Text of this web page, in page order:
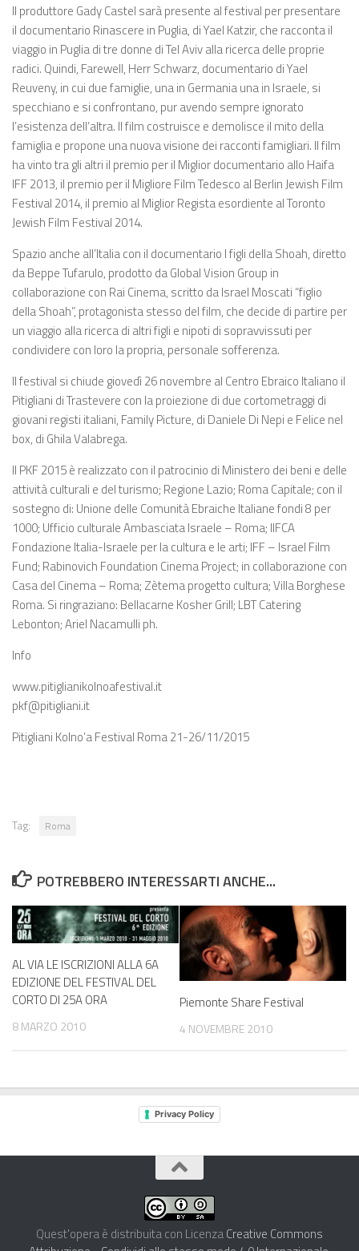
Il produttore Gady Castel sarà presente al festival per presentare
il documentario Rinascere in Puglia, di Yael Katzir, che racconta il
viaggio in Puglia di tre donne di Tel Aviv alla ricerca delle proprie
radici. Quindi, Farewell, Herr Schwarz, documentario di Yael
Reuveny, in cui due famiglie, una in Germania una in Israele, si
specchiano e si confrontano, pur avendo sempre ignorato
l’esistenza dell’altra. Il film costruisce e demolisce il mito della
famiglia e propone una nuova visione dei racconti famigliari. Il film
ha vinto tra gli altri il premio per il Miglior documentario allo Haifa
IFF 2013, il premio per il Migliore Film Tedesco al Berlin Jewish Film
Festival 2014, il premio al Miglior Regista esordiente al Toronto
Jewish Film Festival 2014.
Spazio anche all’Italia con il documentario I figli della Shoah, diretto
da Beppe Tufarulo, prodotto da Global Vision Group in
collaborazione con Rai Cinema, scritto da Israel Moscati “figlio
della Shoah”, protagonista stesso del film, che decide di partire per
un viaggio alla ricerca di altri figli e nipoti di sopravvissuti per
condividere con loro la propria, personale sofferenza.
Il festival si chiude giovedì 26 novembre al Centro Ebraico Italiano il
Pitigliani di Trastevere con la proiezione di due cortometraggi di
giovani registi italiani, Family Picture, di Daniele Di Nepi e Felice nel
box, di Ghila Valabrega.
Il PKF 2015 è realizzato con il patrocinio di Ministero dei beni e delle
attività culturali e del turismo; Regione Lazio; Roma Capitale; con il
sostegno di: Unione delle Comunità Ebraiche Italiane fondi 8 per
1000; Ufficio culturale Ambasciata Israele – Roma; IIFCA
Fondazione Italia-Israele per la cultura e le arti; IFF – Israel Film
Fund; Rabinovich Foundation Cinema Project; in collaborazione con
Casa del Cinema – Roma; Zètema progetto cultura; Villa Borghese
Roma. Si ringraziano: Bellacarne Kosher Grill; LBT Catering
Lebonton; Ariel Nacamulli ph.
Info
www.pitiglianikolnoafestival.it
pkf@pitigliani.it
Pitigliani Kolno’a Festival Roma 21-26/11/2015
Tag: Roma
POTREBBERO INTERESSARTI ANCHE...
AL VIA LE ISCRIZIONI ALLA 6A
EDIZIONE DEL FESTIVAL DEL
CORTO DI 25A ORA
8 MARZO 2010
Piemonte Share Festival
4 NOVEMBRE 2010
Privacy Policy
Quest'opera è distribuita con LicenzaCreative Commons